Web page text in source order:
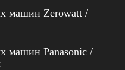
машин Zerowatt /
машин Panasonic /